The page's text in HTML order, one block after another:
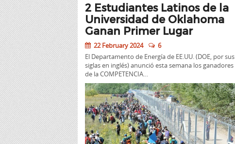
2 Estudiantes Latinos de la
Universidad de Oklahoma
Ganan Primer Lugar
22 February 2024
6
El Departamento de Energía de EE.UU. (DOE, por sus
siglas en inglés) anunció esta semana los ganadores
de la COMPETENCIA…